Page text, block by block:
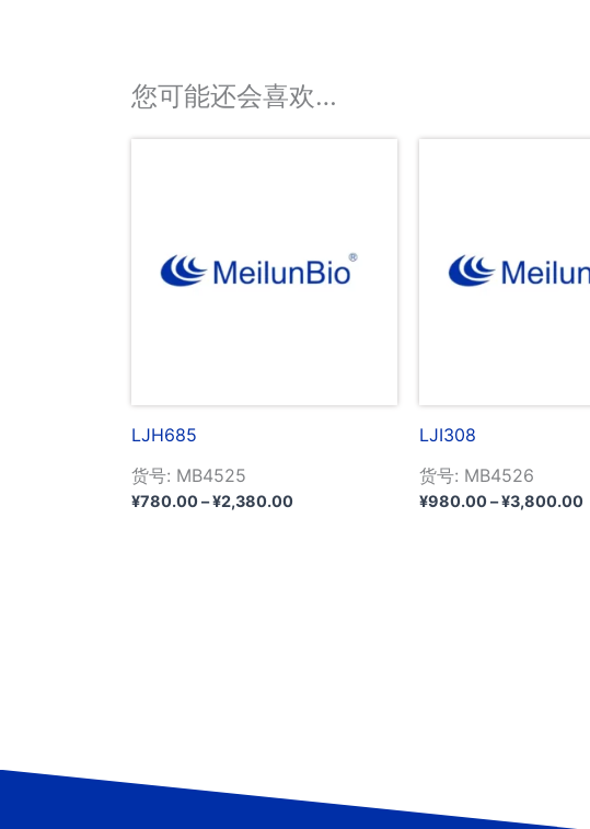
您可能还会喜欢…
LJH685
货号: MB4525
¥780.00–¥2,380.00价
LJI308
货号: MB4526
¥980.00 –¥3,800.00价